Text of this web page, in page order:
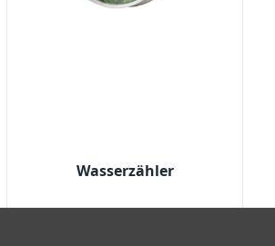
Wasserzähler